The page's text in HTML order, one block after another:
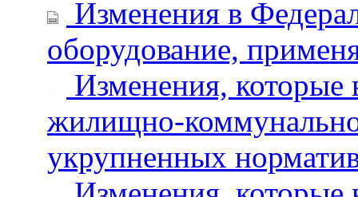
Изменения в
оборудование,
Изменения, которые
жилищно-
укрупненных